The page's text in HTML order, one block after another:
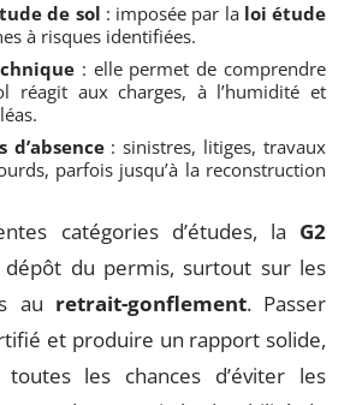
de sol : imposée par la loi étude
à risques identifiées.
: elle permet de comprendre
réagit aux charges, à l’humidité et
d’absence: sinistres, litiges, travaux
parfois jusqu’à la reconstruction
catégories d’études, la G2
dépôt du permis, surtout sur les
au retrait-gonflement. Passer
et produire un rapport solide,
les chances d’éviter les